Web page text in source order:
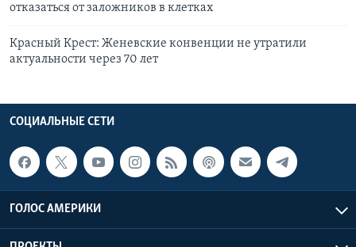
отказаться от заложников в клетках
Красный Крест: Женевские конвенции не утратили
актуальности через 70 лет
СОЦИАЛЬНЫЕ СЕТИ
ГОЛОС АМЕРИКИ